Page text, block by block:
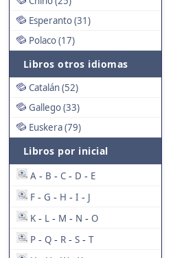
Esperanto (31)
Polaco (17)
Libros otros idiomas
Catalán (52)
Gallego (33)
Euskera (79)
Libros por inicial
A - B - C - D - E
F - G - H - I - J
K - L - M - N - O
P - Q - R - S - T